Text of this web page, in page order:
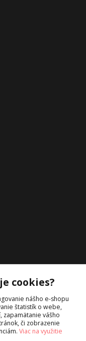
cookies?
nášho e-shopu
štatistík o webe,
zapamätanie vášho
či zobrazenie
Viac na využitie